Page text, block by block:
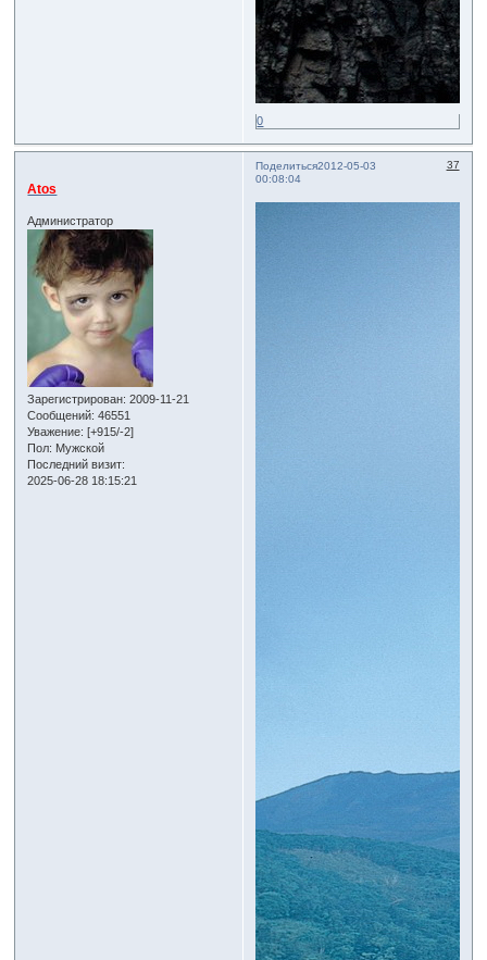
0
Поделиться 37
2012-05-03
00:08:04
Atos
Администратор
Зарегистрирован: 2009-11-21
Сообщений: 46551
Уважение: [+915/-2]
Пол: Мужской
Последний визит:
2025-06-28 18:15:21